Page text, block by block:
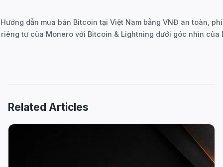
dẫn mua bán Bitcoin tại Việt Nam bằng VNĐ an toàn,
riêng tư của Monero với Bitcoin & Lightning dưới góc nhìn
Related Articles